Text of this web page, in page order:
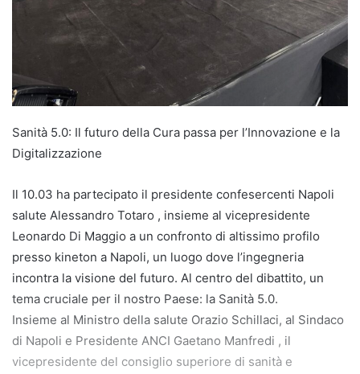
Sanità 5.0: Il futuro della Cura passa per l’Innovazione e la
Digitalizzazione
Il 10.03 ha partecipato il presidente confesercenti Napoli
salute Alessandro Totaro , insieme al vicepresidente
Leonardo Di Maggio a un confronto di altissimo profilo
presso kineton a Napoli, un luogo dove l’ingegneria
incontra la visione del futuro. Al centro del dibattito, un
tema cruciale per il nostro Paese: la Sanità 5.0.
Insieme al Ministro della salute Orazio Schillaci, al Sindaco
di Napoli e Presidente ANCI Gaetano Manfredi , il
vicepresidente del consiglio superiore di sanità e